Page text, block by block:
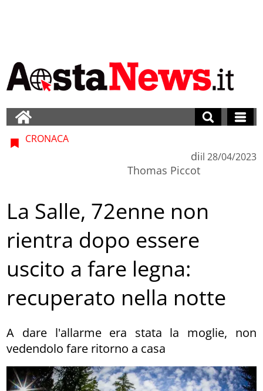
CRONACA
di
Thomas Piccot
il 28/04/2023
La Salle, 72enne non
rientra dopo essere
uscito a fare legna:
recuperato nella notte
A dare l'allarme era stata la moglie, non
vedendolo fare ritorno a casa